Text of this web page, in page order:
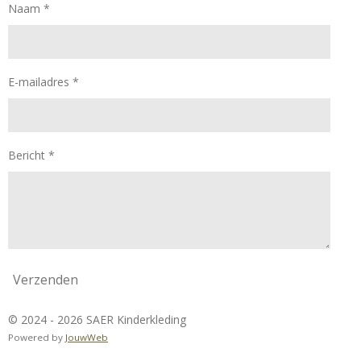
Naam *
E-mailadres *
Bericht *
Verzenden
© 2024 - 2026 SAER Kinderkleding
Powered by JouwWeb